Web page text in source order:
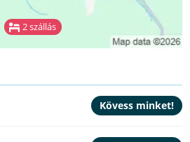
2 szállás